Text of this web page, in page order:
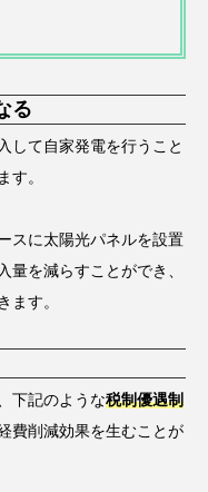
る
して自家発電を行うこと
す。
スに太陽光パネルを設置
量を減らすことができ、
ます。
下記のような税制優遇制
費削減効果を生むことが